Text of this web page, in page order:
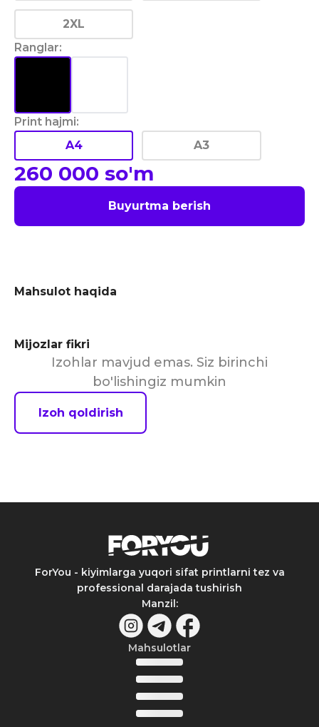
2XL
Ranglar:
Print hajmi:
A4
A3
260 000 so'm
Buyurtma berish
Mahsulot haqida
Mijozlar fikri
Izohlar mavjud emas. Siz birinchi
bo'lishingiz mumkin
Izoh qoldirish
ForYou - kiyimlarga yuqori sifat printlarni tez va
professional darajada tushirish
Manzil:
Mahsulotlar